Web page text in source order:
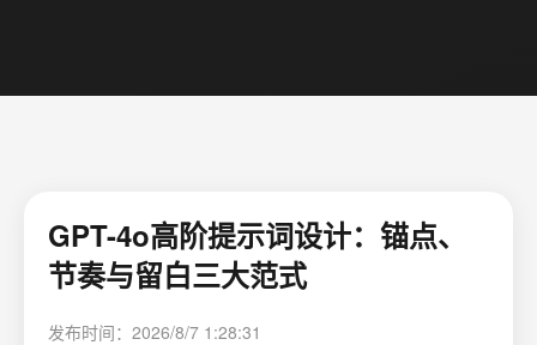
GPT-4o高阶提示词设计：锚点、
节奏与留白三大范式
发布时间：2026/8/7 1:28:31